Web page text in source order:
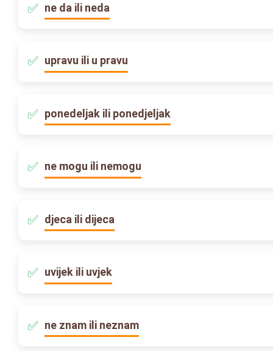
ne da ili neda
upravu ili u pravu
ponedeljak ili ponedjeljak
ne mogu ili nemogu
djeca ili dijeca
uvijek ili uvjek
ne znam ili neznam